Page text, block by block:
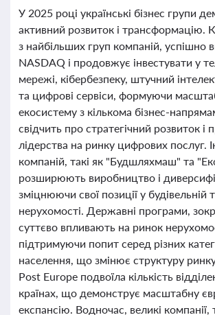
У 2025 році українські бізнес групи
активний розвиток і трансформацію.
з найбільших груп компаній, успішно
NASDAQ і продовжує інвестувати у
мережі, кібербезпеку, штучний
та цифрові сервіси, формуючи
екосистему з кількома бізнес-
свідчить про стратегічний розвиток і
лідерства на ринку цифрових послуг.
компаній, такі як "Будшляхмаш" та
розширюють виробництво і
зміцнюючи свої позиції у будівельній
нерухомості. Державні програми,
суттєво впливають на ринок
підтримуючи попит серед різних
населення, що змінює структуру
Post Europe подвоїла кількість
країнах, що демонструє масштабну
експансію. Водночас, великі компанії,